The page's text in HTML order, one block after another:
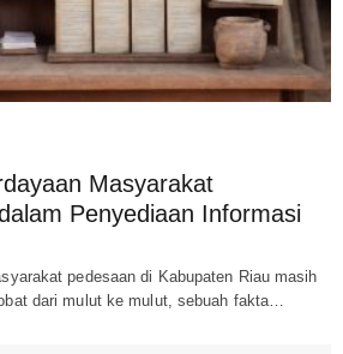
Masyarakat
Penyediaan Informasi
pedesaan di Kabupaten Riau masih
dari mulut ke mulut, sebuah fakta…